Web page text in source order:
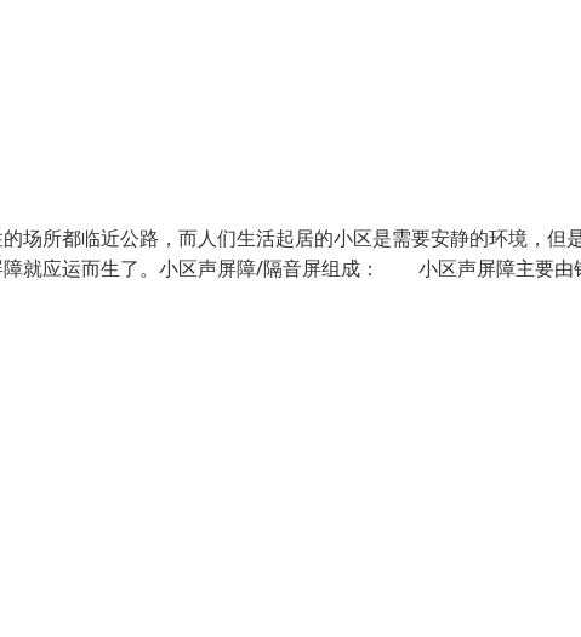
场所都临近公路，而人们生活起居的小区是需要安静的环境，但
障就应运而生了。小区声屏障/隔音屏组成： 小区声屏障主要由